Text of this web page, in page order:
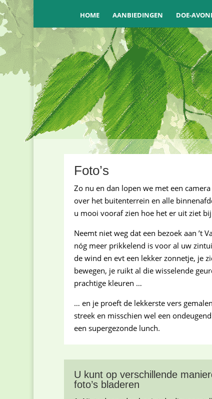
HOME AANBIEDINGEN DOE-
Foto’s
Zo nu en dan lopen we met een
over het buitenterrein en alle
u mooi vooraf zien hoe het er uit ziet
Neemt niet weg dat een bezoek aan ’t
nóg meer prikkelend is voor al uw
de wind en evt een lekker zonnetje, je
bewegen, je ruikt al die wisselende
prachtige kleuren …
… en je proeft de lekkerste vers
streek en misschien wel een
een supergezonde lunch.
U kunt op verschillende
foto’s bladeren